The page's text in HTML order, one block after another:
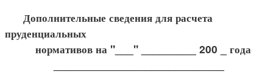
Дополнительные сведения для расчета
пруденциальных
нормативов на "___" _________ 200 _ года